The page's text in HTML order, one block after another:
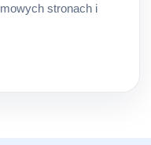
stronach i